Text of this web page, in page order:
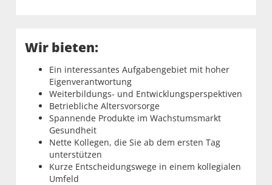
Wir bieten:
Ein interessantes Aufgabengebiet mit hoher
Eigenverantwortung
Weiterbildungs- und Entwicklungsperspektiven
Betriebliche Altersvorsorge
Spannende Produkte im Wachstumsmarkt
Gesundheit
Nette Kollegen, die Sie ab dem ersten Tag
unterstützen
Kurze Entscheidungswege in einem kollegialen
Umfeld